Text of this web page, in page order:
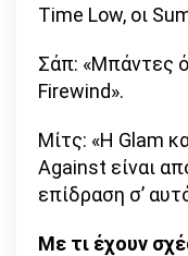
Time Low, οι
Σάπ: «Μπάντες
Firewind».
Μίτς: «H Glam
Against είναι
επίδραση σ’
Με τι έχουν